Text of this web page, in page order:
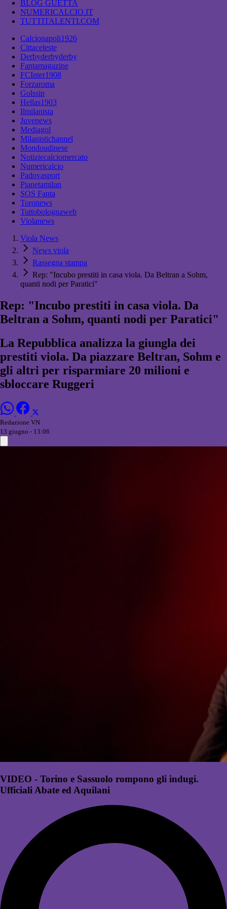
BLOG GUETTA
NUMERICALCIO.IT
TUTTITALENTI.COM
Calcionapoli1926
Cittaceleste
Derbyderbyderby
Fantamagazine
FCInter1908
Forzaroma
Golssip
Hellas1903
Ilmilanista
Juvenews
Mediagol
Milanistichannel
Mondoudinese
Notiziecalciomercato
Numericalcio
Padovasport
Pianetamilan
SOS Fanta
Toronews
Tuttobolognaweb
Violanews
Viola News
News viola
Rassegna stampa
Rep: "Incubo prestiti in casa viola. Da Beltran a Sohm,
quanti nodi per Paratici"
Rep: "Incubo prestiti in casa viola. Da
Beltran a Sohm, quanti nodi per Paratici"
La Repubblica analizza la giungla dei
prestiti viola. Da piazzare Beltran, Sohm e
gli altri per risparmiare 20 milioni e
sbloccare Ruggeri
Redazione VN
13 giugno - 13:06
VIDEO - Torino e Sassuolo rompono gli indugi.
Ufficiali Abate ed Aquilani